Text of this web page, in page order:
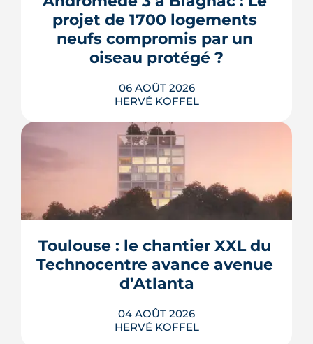
projet de 1700 logements
neufs compromis par un
oiseau protégé ?
06 AOÛT 2026
HERVÉ KOFFEL
La troisième et dernière phase de
l'écoquartier Andromède doit livrer
près de 1 700 logements à partir de
protégé, la cisticole des joncs, contraint
fortement le plan d'aménagement et
repousse un calendrier déjà tendu.
LIRE L'ARTICLE
Toulouse : le chantier XXL du
Technocentre avance avenue
d’Atlanta
04 AOÛT 2026
HERVÉ KOFFEL